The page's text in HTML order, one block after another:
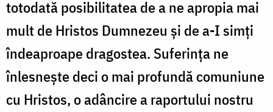
totodată posibilitatea de a ne apropia mai
mult de Hristos Dumnezeu și de a-I simți
îndeaproape dragostea. Suferința ne
înlesnește deci o mai profundă comuniune
cu Hristos, o adâncire a raportului nostru